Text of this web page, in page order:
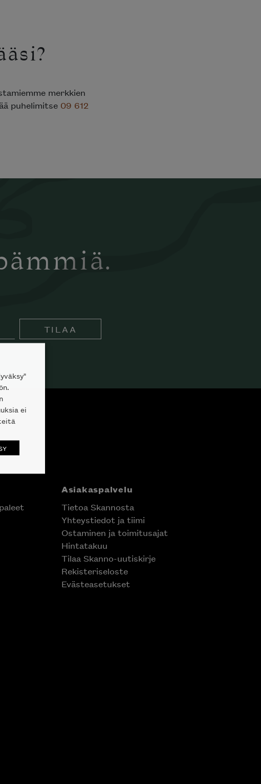
merkkien
puhelimitse 09 612
TILAA
Asiakaspalvelu
Tietoa Skannosta
Yhteystiedot ja tiimi
Ostaminen ja toimitusajat
Hintatakuu
Tilaa Skanno-uutiskirje
Rekisteriseloste
Evästeasetukset
ei